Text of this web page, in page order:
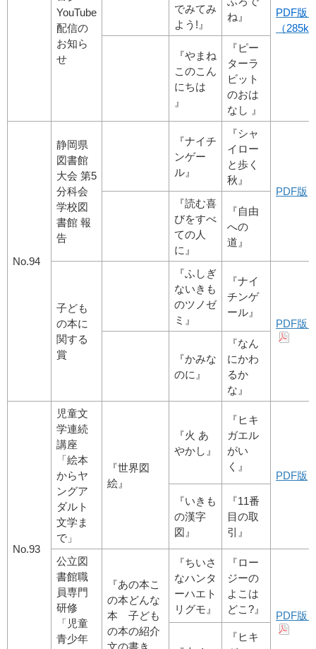
YouTube
配信の
お知ら
せ
でみてみ
よう!』
ね』
PDF版
（
『やまね
このこん
にちは
』
『ピー
ターラ
ビット
のおは
なし 』
No.94
静岡県
図書館
大会 第5
分科会
学校図
書館 報
告
『ナイチ
ンゲー
ル』
『シャ
イロー
と歩く
秋』
PDF版
『読む喜
びをすべ
ての人
に』
『自由
への
道』
子ども
の本に
関する
賞
『ふしぎ
ないきも
のツノゼ
ミ』
『ナイ
チンゲ
ール』
PDF版
『かみな
のに』
『なん
にかわ
るか
な』
No.93
児童文
学連続
講座
「絵本
からヤ
ングア
ダルト
文学ま
で」
『世界図
絵』
『火 あ
やかし』
『ヒキ
ガエル
がい
く』
PDF版
『いきも
の漢字
図』
『11番
目の取
引』
公立図
書館職
員専門
研修
「児童
青少年
『あの本こ
の本どんな
本 子ども
の本の紹介
『ちいさ
なハンタ
ーハエト
リグモ』
『ロー
ジーの
よこは
どこ?』
PDF版
『ヒキ